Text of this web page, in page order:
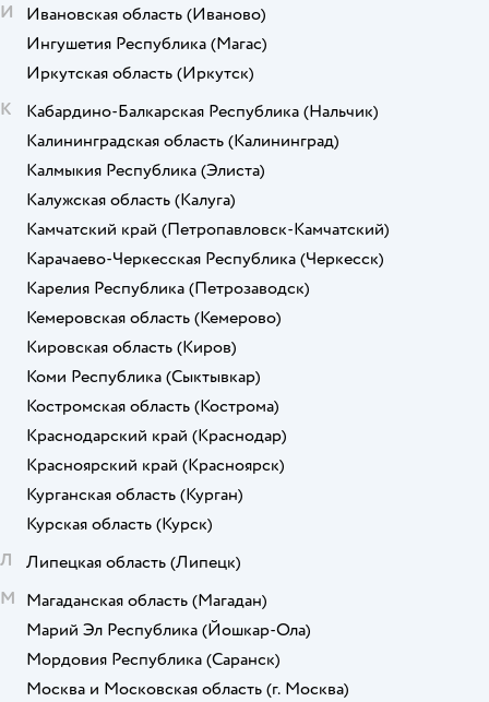
И
Ивановская область (Иваново)
Ингушетия Республика (Магас)
Иркутская область (Иркутск)
К
Кабардино-Балкарская Республика (Нальчик)
Калининградская область (Калининград)
Калмыкия Республика (Элиста)
Калужская область (Калуга)
Камчатский край (Петропавловск-Камчатский)
Карачаево-Черкесская Республика (Черкесск)
Карелия Республика (Петрозаводск)
Кемеровская область (Кемерово)
Кировская область (Киров)
Коми Республика (Сыктывкар)
Костромская область (Кострома)
Краснодарский край (Краснодар)
Красноярский край (Красноярск)
Курганская область (Курган)
Курская область (Курск)
Л
Липецкая область (Липецк)
М Магаданская область (Магадан)
Марий Эл Республика (Йошкар-Ола)
Мордовия Республика (Саранск)
Москва и Московская область (г. Москва)